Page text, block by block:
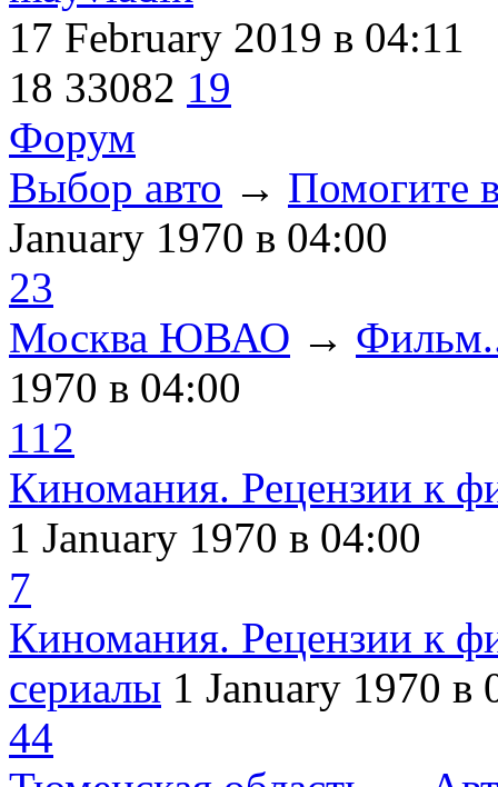
17 February 2019 в 04:11
18 33082 19
Форум
Выбор авто → Помогите
January 1970 в 04:00
23
Москва ЮВАО →
1970 в 04:00
112
Киномания. Рецензии к
1 January 1970 в 04:00
7
Киномания. Рецензии к
сериалы 1 January 1970 в
44